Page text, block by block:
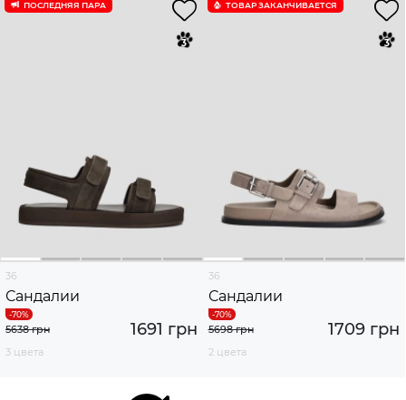
ПОСЛЕДНЯЯ ПАРА
36
Сандалии
1691 грн
5638 грн
3 цвета
ТОВАР ЗАКАНЧИВАЕТСЯ
36
Сандалии
1709 грн
5698 грн
2 цвета